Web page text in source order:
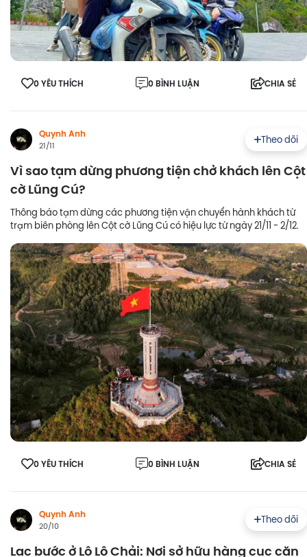
0 YÊU THÍCH 0 BÌNH LUẬN CHIA SẺ
Quynh Anh
21/11
Theo dõi
Vì sao tạm dừng phương tiện chở khách lên Cột
cờ Lũng Cú?
Thông báo tạm dừng các phương tiện vận chuyển hành khách từ
trạm biên phòng lên Cột cờ Lũng Cú có hiệu lực từ ngày 21/11 - 2/12.
0 YÊU THÍCH 0 BÌNH LUẬN CHIA SẺ
Quynh Anh
20/10
Theo dõi
Lạc bước ở Lô Lô Chải: Nơi sở hữu hàng cục căn